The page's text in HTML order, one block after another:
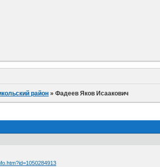
район »Фадеев Яков Исаакович